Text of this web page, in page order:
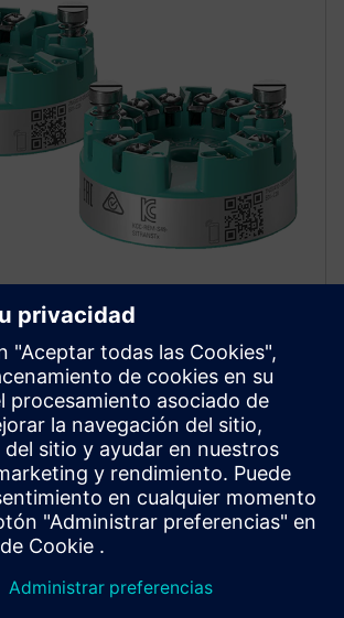
TH320/TH420
420 ofrece una medición fiable de la
función de respaldo en caliente del
el registro de datos sin
si hay una falla de un sensor.